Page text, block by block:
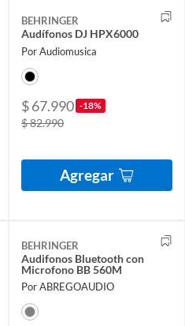
BEHRINGER
Audífonos DJ HPX6000
Por Audiomusica
$ 67.990 -18%
$ 82.990
Agregar
BEHRINGER
Audifonos Bluetooth con
Microfono BB 560M
Por ABREGOAUDIO